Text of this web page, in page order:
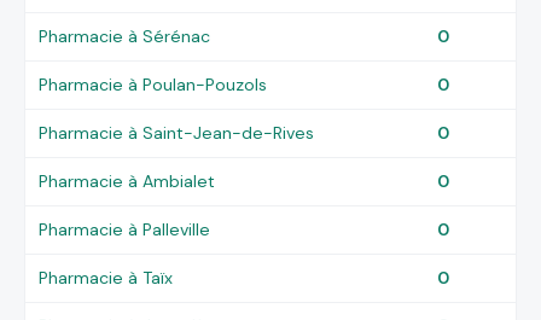
Pharmacie à Sérénac 0
Pharmacie à Poulan-Pouzols 0
Pharmacie à Saint-Jean-de-Rives 0
Pharmacie à Ambialet 0
Pharmacie à Palleville 0
Pharmacie à Taïx 0